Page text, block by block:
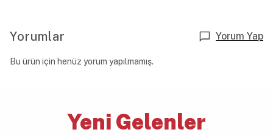
Yorumlar Yorum Yap
Bu ürün için henüz yorum yapılmamış.
Yeni Gelenler